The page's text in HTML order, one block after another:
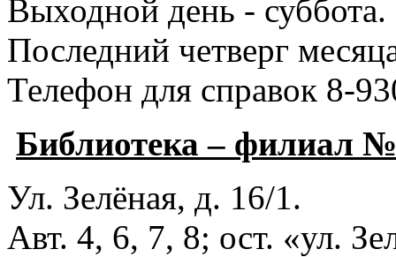
Выходной день - суббота.
Последний четверг
Телефон для справок 8-
Библиотека – филиал
Ул. Зелёная, д. 16/1.
Авт. 4, 6, 7, 8; ост. «ул.